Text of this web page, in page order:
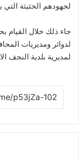
لجهودهم الحثيثة التي
جاء ذلك خلال القيام
لدوائر ومديريات
لمديرية بلدية النجف